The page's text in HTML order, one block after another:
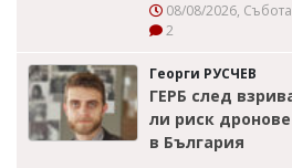
08/08/2026,
2
Георги РУСЧЕВ
ГЕРБ след
ли риск
в България